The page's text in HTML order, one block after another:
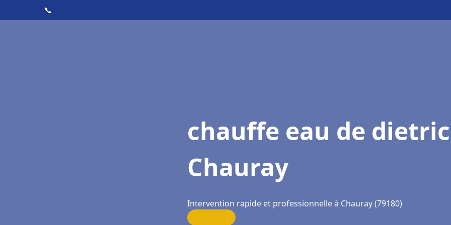
📞
chauffe eau de
Chauray
Intervention rapide et professionnelle à Chauray (79180)